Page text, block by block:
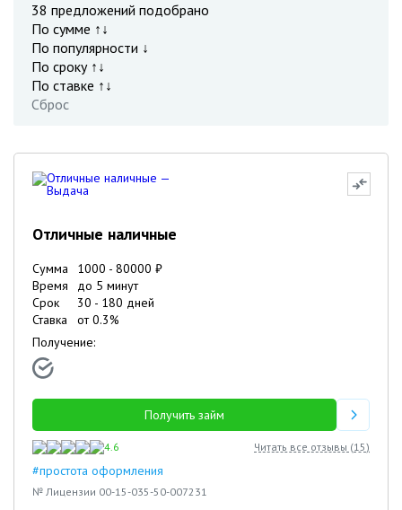
38 предложений подобрано
По сумме ↑↓
По популярности ↓
По сроку ↑↓
По ставке ↑↓
Сброс
Отличные наличные
Сумма 1000 - 80000 ₽
Время
до 5 минут
Срок
30 - 180 дней
Ставка
от0.3%
Получение:
Получить займ
4.6 Читать все отзывы (15)
#простота оформления
№ Лицензии 00-15-035-50-007231